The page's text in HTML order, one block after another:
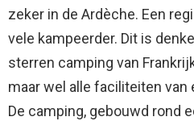
zeker in de Ardèche. Een
vele kampeerder. Dit is
sterren camping van
maar wel alle faciliteiten
De camping, gebouwd rond